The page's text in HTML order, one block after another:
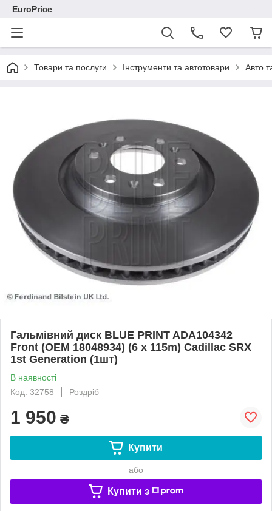
EuroPrice
Товари та послуги Інструменти та автотовари Авто
Гальмівний диск BLUE PRINT ADA104342
Front (OEM 18048934) (6 x 115m) Cadillac SRX
1st Generation (1шт)
В наявності
Код: 32758
Роздріб
1 950 ₴
Купити
або
Купити з